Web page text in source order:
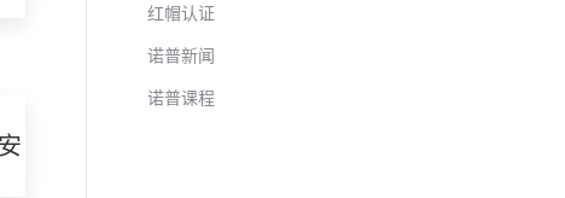
红帽认证
诺普新闻
诺普课程